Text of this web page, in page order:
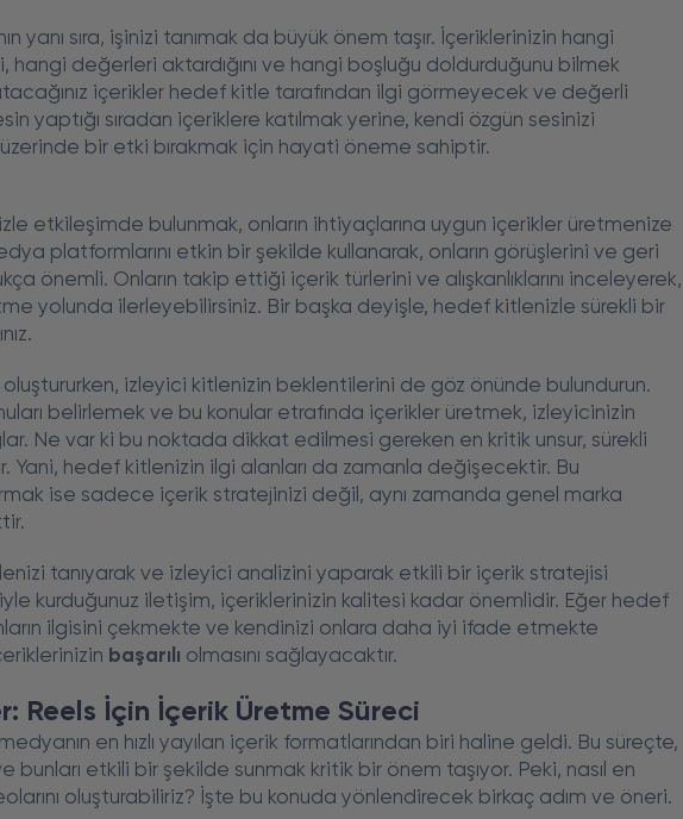
yanı sıra, işinizi tanımak da büyük önem taşır. İçeriklerinizin hangi
hangi değerleri aktardığını ve hangi boşluğu doldurduğunu bilmek
içerikler hedef kitle tarafından ilgi görmeyecek ve değerli
yaptığı sıradan içeriklere katılmak yerine, kendi özgün sesinizi
üzerinde bir etki bırakmak için hayati öneme sahiptir.
etkileşimde bulunmak, onların ihtiyaçlarına uygun içerikler üretmenize
platformlarını etkin bir şekilde kullanarak, onların görüşlerini ve geri
önemli. Onların takip ettiği içerik türlerini ve alışkanlıklarını inceleyerek,
yolunda ilerleyebilirsiniz. Bir başka deyişle, hedef kitlenizle sürekli bir
oluştururken, izleyici kitlenizin beklentilerini de göz önünde bulundurun.
belirlemek ve bu konular etrafında içerikler üretmek, izleyicinizin
Ne var ki bu noktada dikkat edilmesi gereken en kritik unsur, sürekli
Yani, hedef kitlenizin ilgi alanları da zamanla değişecektir. Bu
ise sadece içerik stratejinizi değil, aynı zamanda genel marka
tanıyarak ve izleyici analizini yaparak etkili bir içerik stratejisi
kurduğunuz iletişim, içeriklerinizin kalitesi kadar önemlidir. Eğer hedef
ilgisini çekmekte ve kendinizi onlara daha iyi ifade etmekte
başarılı olmasını sağlayacaktır.
Reels İçin İçerik Üretme Süreci
en hızlı yayılan içerik formatlarından biri haline geldi. Bu süreçte,
bunları etkili bir şekilde sunmak kritik bir önem taşıyor. Peki, nasıl en
oluşturabiliriz? İşte bu konuda yönlendirecek birkaç adım ve öneri.